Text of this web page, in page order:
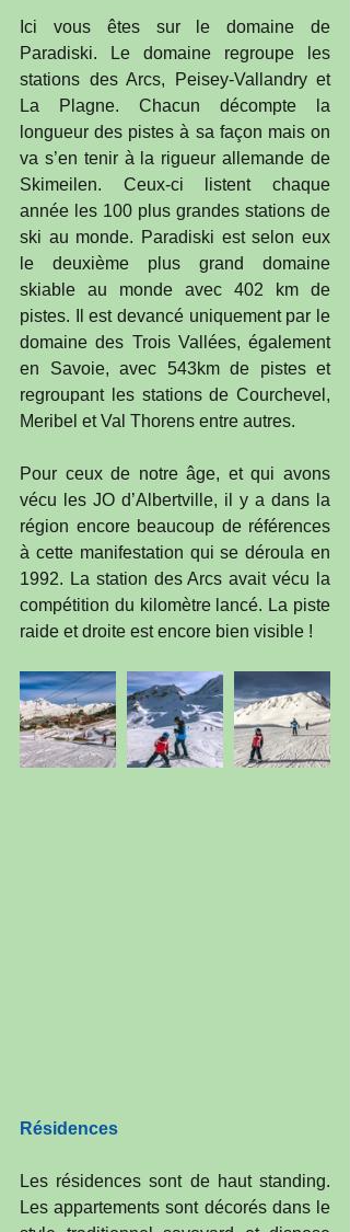
Ici vous êtes sur le domaine de
Paradiski. Le domaine regroupe les
stations des Arcs, Peisey-Vallandry et
La Plagne. Chacun décompte la
longueur des pistes à sa façon mais on
va s’en tenir à la rigueur allemande de
Skimeilen. Ceux-ci listent chaque
année les 100 plus grandes stations de
ski au monde. Paradiski est selon eux
le deuxième plus grand domaine
skiable au monde avec 402 km de
pistes. Il est devancé uniquement par le
domaine des Trois Vallées, également
en Savoie, avec 543km de pistes et
regroupant les stations de Courchevel,
Meribel et Val Thorens entre autres.
Pour ceux de notre âge, et qui avons
vécu les JO d’Albertville, il y a dans la
région encore beaucoup de références
à cette manifestation qui se déroula en
1992. La station des Arcs avait vécu la
compétition du kilomètre lancé. La piste
raide et droite est encore bien visible !
Résidences
Les résidences sont de haut standing.
Les appartements sont décorés dans le